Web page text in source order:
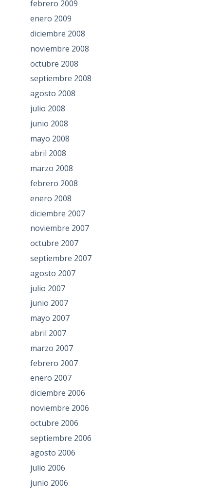
febrero 2009
enero 2009
diciembre 2008
noviembre 2008
octubre 2008
septiembre 2008
agosto 2008
julio 2008
junio 2008
mayo 2008
abril 2008
marzo 2008
febrero 2008
enero 2008
diciembre 2007
noviembre 2007
octubre 2007
septiembre 2007
agosto 2007
julio 2007
junio 2007
mayo 2007
abril 2007
marzo 2007
febrero 2007
enero 2007
diciembre 2006
noviembre 2006
octubre 2006
septiembre 2006
agosto 2006
julio 2006
junio 2006